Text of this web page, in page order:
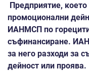
Предприятие,
промоционални
ИАНМСП по
съфинансиране.
за него разходи за
дейност или проява.